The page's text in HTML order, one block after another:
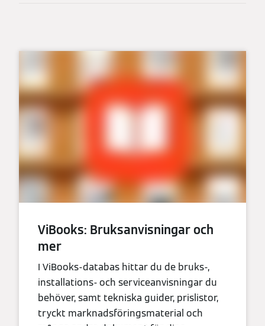
ViBooks: Bruksanvisningar och
mer
I ViBooks-databas hittar du de bruks-,
installations- och serviceanvisningar du
behöver, samt tekniska guider, prislistor,
tryckt marknadsföringsmaterial och